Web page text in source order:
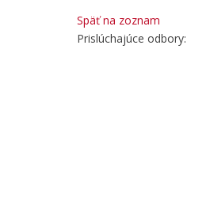
Späť na zoznam
Prislúchajúce odbory: